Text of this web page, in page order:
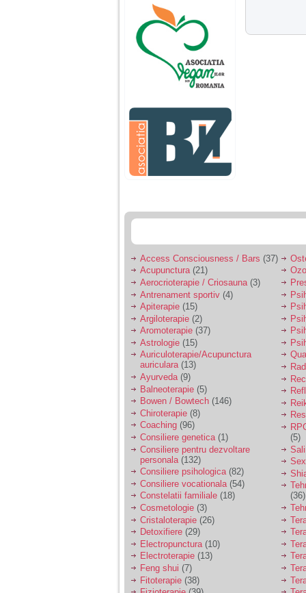
ani, privind in urma
realizez cat de multe
greseli am facut in
educatia si cresterea
ei, am fost o mama
egoista, preocupata
de implinirea
profesionala, cand ea
era mica am neglijat-
agresiva, orice
greseala era taxata cu
o palma sau pedepse.
De 4 ani am o relatie
serioasa cu un barbat
sa se manifeste o
Ma aflu aici pentru ca
vreau sa stiu daca am
nevoie de un psiholog
sau psihiatru.
Sunt casatorita, am
31 de ani si un copil in
varsta de 2 ani care
mi-e lumina ochilor.
De ceva timp simt ca
mi s-a adunat
oboseala, o oboseala
cronica de care nu pot
scapa si simt ca din
cauza ei nu pot
controla nervii si
cateodata are copilul
de suferit.
Am o bariera peste
care nu pot trece:
prietena mea a ramas
insarcinata cu o fata.
Am fost de comun
acord sa facem un
copil, cu gandul ca e
baiat.
Access Consciousness / Bars (37)
Acupunctura(21)
Aerocrioterapie / Criosauna (3)
Antrenament sportiv (4)
Apiterapie (15)
Argiloterapie (2)
Aromoterapie (37)
Astrologie (15)
Auriculoterapie/Acupunctura
auriculara(13)
Ayurveda(9)
Balneoterapie (5)
Bowen / Bowtech (146)
Chiroterapie (8)
Coaching (96)
Consiliere genetica(1)
Consiliere pentru dezvoltare
personala (132)
Consiliere psihologica(82)
Consiliere vocationala (54)
Constelatii familiale (18)
Cosmetologie (3)
Cristaloterapie (26)
Detoxifiere (29)
Electropunctura (10)
Electroterapie (13)
Feng shui (7)
Fitoterapie (38)
(5)
(36)